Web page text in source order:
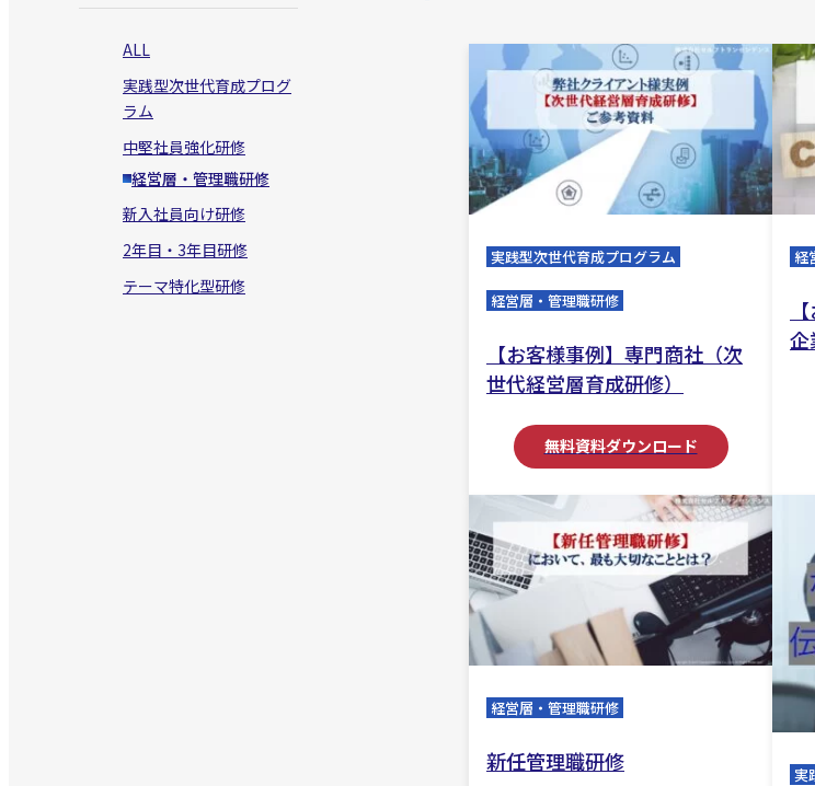
ALL
実践型次世代育成プログ
ラム
中堅社員強化研修
経営層・管理職研修
新入社員向け研修
2年目・3年目研修
テーマ特化型研修
実践型次世代育成プログラム
経営層・管理職研修
【お客様事例】専門商社（次
世代経営層育成研修）
無料資料ダウンロード
経
企
経営層・管理職研修
新任管理職研修 実